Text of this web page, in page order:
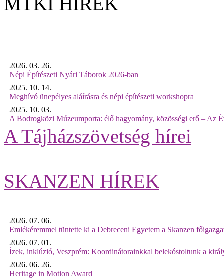
2026. 03. 26.
Népi Építészeti Nyári Táborok 2026-ban
2025. 10. 14.
Meghívó ünepélyes aláírásra és népi építészeti workshopra
2025. 10. 03.
A Bodrogközi Múzeumporta: élő hagyomány, közösségi erő – Az
A Tájházszövetség hírei
SKANZEN HÍREK
2026. 07. 06.
Emlékéremmel tüntette ki a Debreceni Egyetem a Skanzen
2026. 07. 01.
Ízek, inklúzió, Veszprém: Koordinátorainkkal belekóstoltunk a
2026. 06. 26.
Heritage in Motion Award